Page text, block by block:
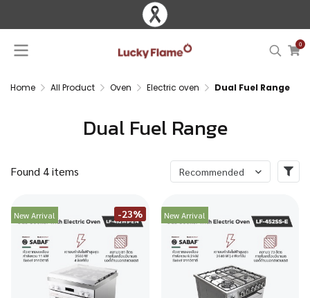
0
Home All Product Oven Electric oven Dual Fuel Range
Dual Fuel Range
Found 4 items Recommended
New Arrival -23% New Arrival